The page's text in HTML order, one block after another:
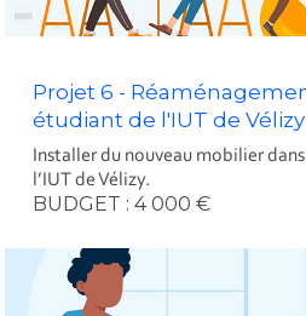
Projet 6 -
étudiant de l'IUT de Vélizy
Installer du nouveau mobilier
l’IUT de Vélizy.
BUDGET : 4 000 €